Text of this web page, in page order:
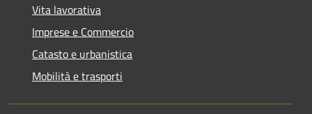
Vita lavorativa
Imprese e Commercio
Catasto e urbanistica
Mobilità e trasporti